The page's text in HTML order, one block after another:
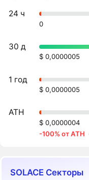
24 ч
0
30 д
$ 0,0000005
1 год
$ 0,0000005
ATH
$ 0,0000004
-100% от ATH ·
SOLACE Секторы